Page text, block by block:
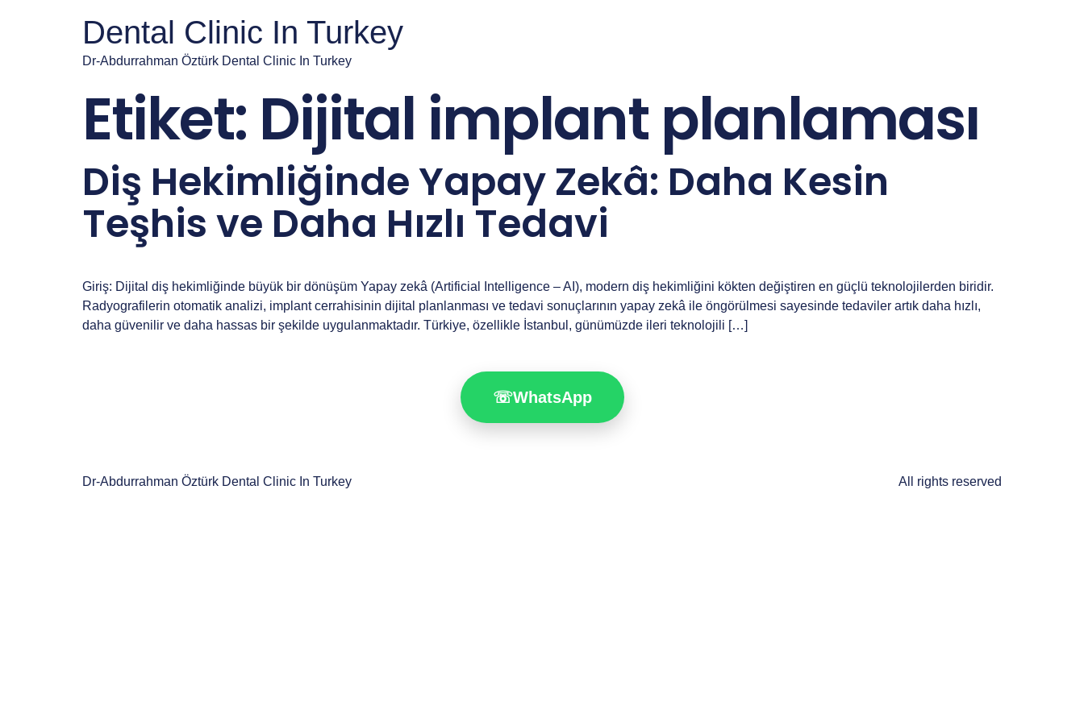
Dental Clinic In Turkey
Dr-Abdurrahman Öztürk Dental Clinic In Turkey
Etiket: Dijital implant planlaması
Diş Hekimliğinde Yapay Zekâ: Daha Kesin
Teşhis ve Daha Hızlı Tedavi
Giriş: Dijital diş hekimliğinde büyük bir dönüşüm Yapay zekâ (Artificial Intelligence – AI), modern diş hekimliğini kökten değiştiren en güçlü teknolojilerden biridir.
Radyografilerin otomatik analizi, implant cerrahisinin dijital planlanması ve tedavi sonuçlarının yapay zekâ ile öngörülmesi sayesinde tedaviler artık daha hızlı,
daha güvenilir ve daha hassas bir şekilde uygulanmaktadır. Türkiye, özellikle İstanbul, günümüzde ileri teknolojili […]
☏WhatsApp
Dr-Abdurrahman Öztürk Dental Clinic In Turkey All rights reserved